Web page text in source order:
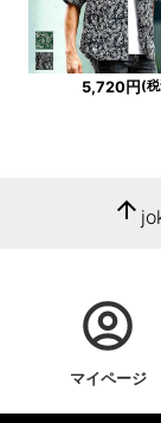
5,720円 (
arrow_upward
マイページ